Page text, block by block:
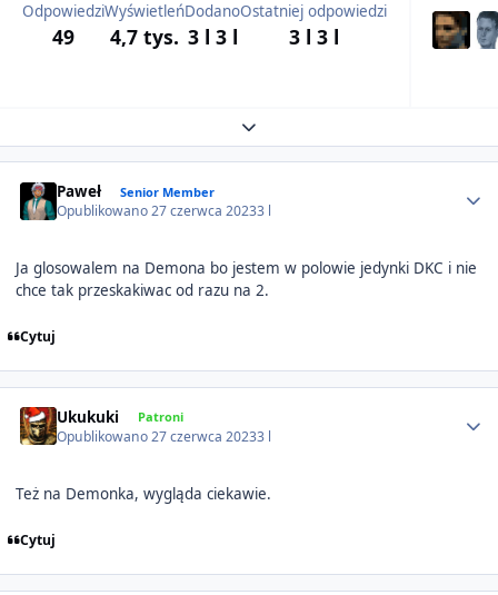
Odpowiedzi
49
Wyświetleń
4,7 tys.
Dodano
3 l 3 l
Ostatniej odpowiedzi
3 l 3 l
Expand topic overview
Paweł Senior Member
Opublikowano27 czerwca 20233 l
Ja glosowalem na Demona bo jestem w polowie jedynki DKC i nie
chce tak przeskakiwac od razu na 2.
Cytuj
Ukukuki Patroni
Opublikowano27 czerwca 20233 l
Też na Demonka, wygląda ciekawie.
Cytuj